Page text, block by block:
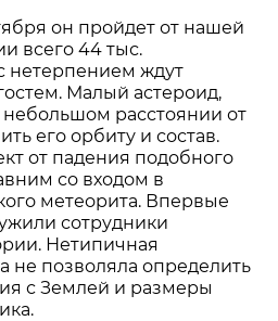
он пройдет от нашей
всего 44 тыс.
нетерпением ждут
Малый астероид,
расстоянии от
его орбиту и состав.
от падения подобного
со входом в
метеорита. Впервые
сотрудники
Нетипичная
не позволяла определить
с Землей и размеры